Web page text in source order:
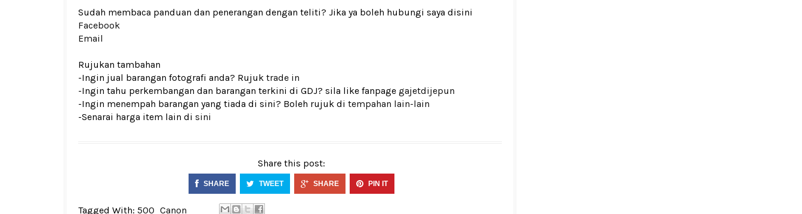
Sudah membaca panduan dan penerangan dengan teliti? Jika ya boleh hubungi saya disini
Facebook
Email
Rujukan tambahan
-Ingin jual barangan fotografi anda? Rujuk trade in
-Ingin tahu perkembangan dan barangan terkini di GDJ? sila like fanpage gajetdijepun
-Ingin menempah barangan yang tiada di sini? Boleh rujuk di tempahan lain-lain
-Senarai harga item lain di sini
Share this post:
SHARE TWEET SHARE PIN IT
Tagged With: 500 Canon